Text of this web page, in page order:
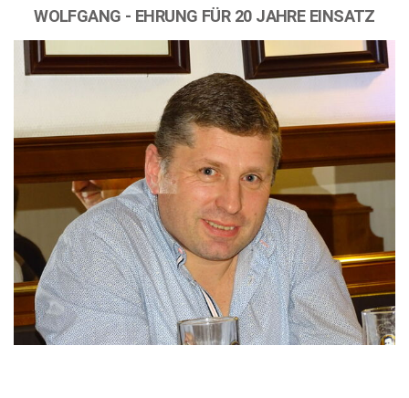
WOLFGANG - EHRUNG FÜR 20 JAHRE EINSATZ